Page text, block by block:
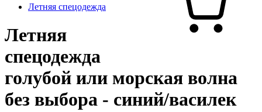
Летняя спецодежда
Летняя
спецодежда
голубой или морская волна
без выбора - синий/василек